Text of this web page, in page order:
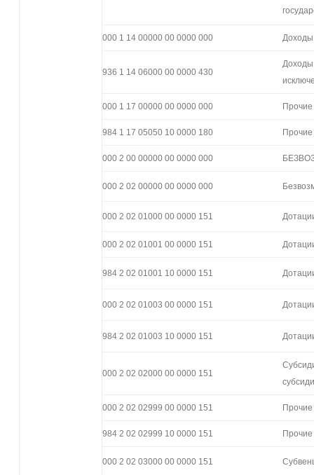
000 1 14 00000 00 0000 000 Доходы
936 1 14 06000 00 0000 430
Доходы
000 1 17 00000 00 0000 000
984 1 17 05050 10 0000 180
000 2 00 00000 00 0000 000
000 2 02 00000 00 0000 000
000 2 02 01000 00 0000 151
000 2 02 01001 00 0000 151
984 2 02 01001 10 0000 151
000 2 02 01003 00 0000 151
984 2 02 01003 10 0000 151
000 2 02 02000 00 0000 151
000 2 02 02999 00 0000 151
984 2 02 02999 10 0000 151
000 2 02 03000 00 0000 151